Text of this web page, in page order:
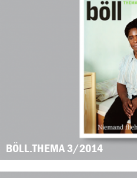
BÖLL.THEMA 3/2014